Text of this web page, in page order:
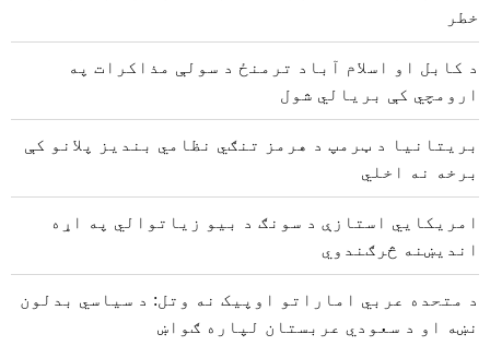
خطر
د کابل او اسلام آباد ترمنځ د سولې مذاکرات په
ارومچي کې بريالي شول
بریتانیا د ټرمپ د هرمز تنګي نظامي بندیز پلانو کې
برخه نه اخلي
امریکايي استازې د سونګ د بیو زیاتوالي په اړه
اندیښنه څرګندوي
د متحده عربي اماراتو اوپیک نه وتل: د سیاسي بدلون
نښه او د سعودي عربستان لپاره ګواښ